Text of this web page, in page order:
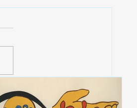
del collage en las
de arte